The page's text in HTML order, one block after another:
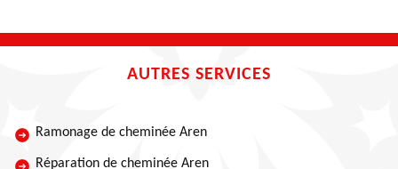
AUTRES SERVICES
Ramonage de cheminée Aren
Réparation de cheminée Aren